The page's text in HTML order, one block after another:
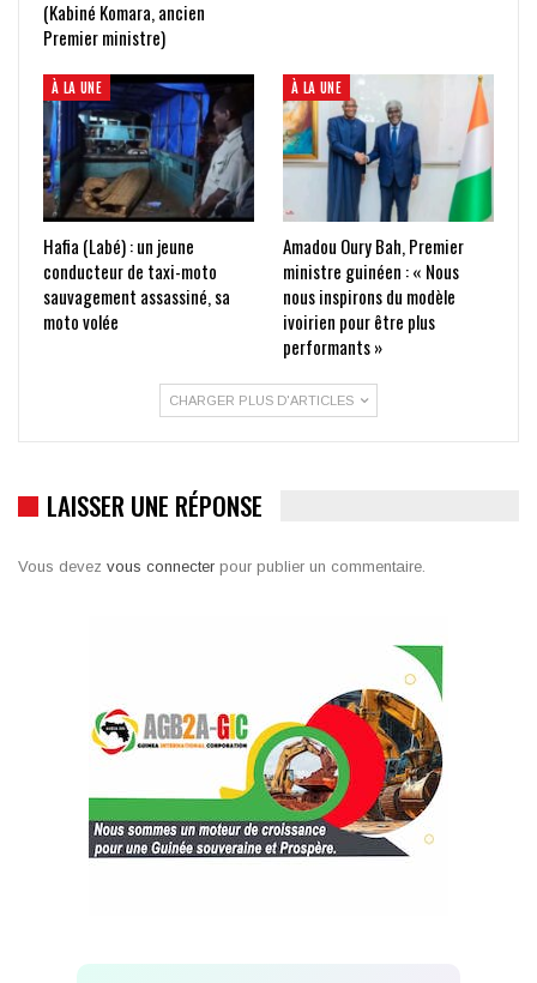
(Kabiné Komara, ancien
Premier ministre)
À LA UNE
Hafia (Labé) : un jeune
conducteur de taxi-moto
sauvagement assassiné, sa
moto volée
À LA UNE
Amadou Oury Bah, Premier
ministre guinéen : « Nous
nous inspirons du modèle
ivoirien pour être plus
performants »
CHARGER PLUS D'ARTICLES
LAISSER UNE RÉPONSE
Vous devez vous connecter pour publier un commentaire.